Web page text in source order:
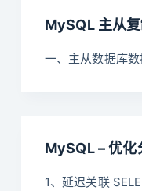
MySQL 主从
一、主从数据库
MySQL – 优化
1、延迟关联